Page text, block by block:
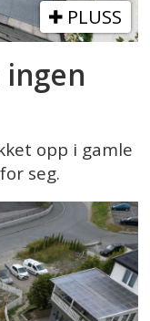
PLUSS
opp i gamle
seg.